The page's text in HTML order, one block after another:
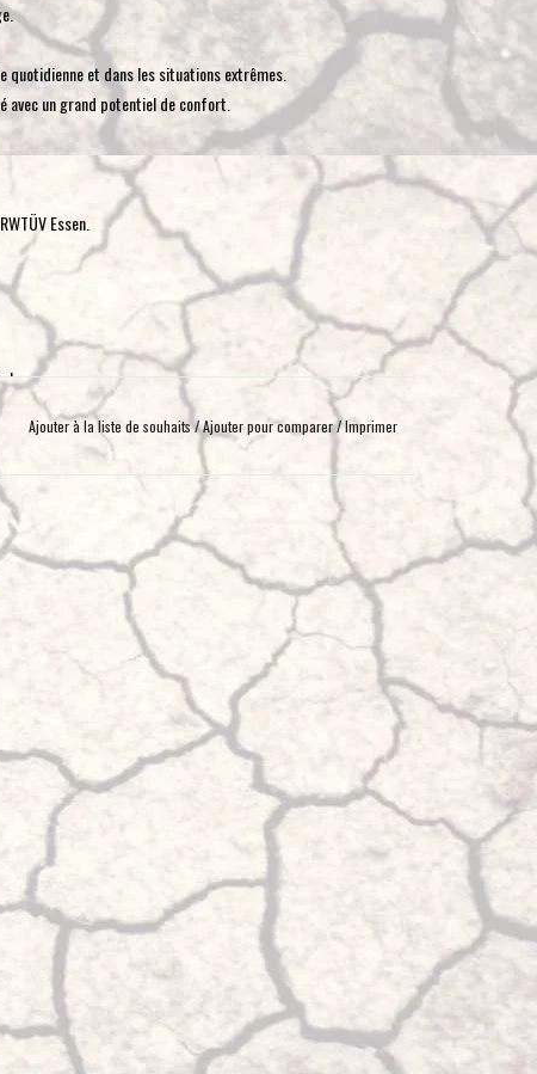
toucher
et
glisser.
quotidienne et dans les situations extrêmes.
avec un grand potentiel de confort.
Essen.
> de 1 300 kg!
Ajouter à la liste de souhaits/Ajouter pour comparer/Imprimer